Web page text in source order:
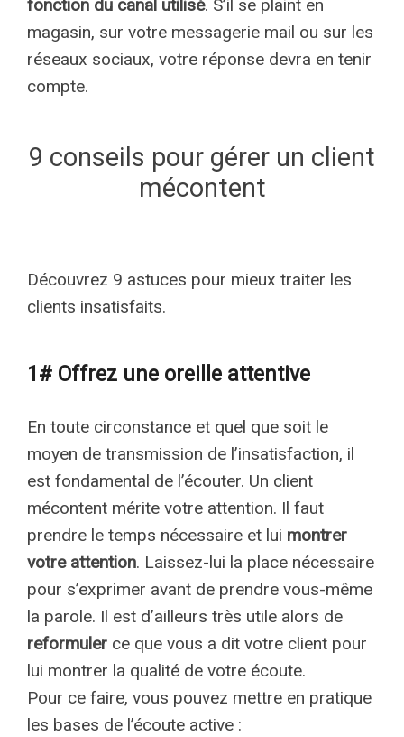
fonction du canal utilisé. S’il se plaint en
magasin, sur votre messagerie mail ou sur les
réseaux sociaux, votre réponse devra en tenir
compte.
9 conseils pour gérer un client
mécontent
Découvrez 9 astuces pour mieux traiter les
clients insatisfaits.
1# Offrez une oreille attentive
En toute circonstance et quel que soit le
moyen de transmission de l’insatisfaction, il
est fondamental de l’écouter. Un client
mécontent mérite votre attention. Il faut
prendre le temps nécessaire et lui montrer
votre attention. Laissez-lui la place nécessaire
pour s’exprimer avant de prendre vous-même
la parole. Il est d’ailleurs très utile alors de
reformuler ce que vous a dit votre client pour
lui montrer la qualité de votre écoute.
Pour ce faire, vous pouvez mettre en pratique
les bases de l’écoute active :